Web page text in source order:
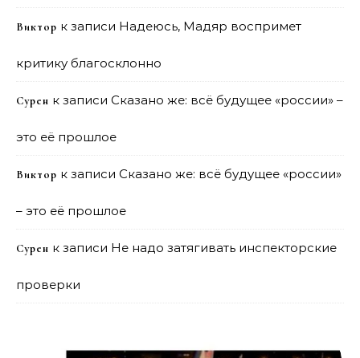
Виктор к записи Надеюсь, Мадяр воспримет
критику благосклонно
Сурен к записи Сказано же: всё будущее «россии» –
это её прошлое
Виктор к записи Сказано же: всё будущее «россии»
– это её прошлое
Сурен к записи Не надо затягивать инспекторские
проверки